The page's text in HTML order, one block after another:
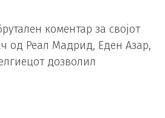
коментар за својот
од Реал Мадрид, Еден Азар,
дозволил